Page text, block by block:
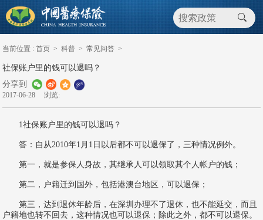
当前位置 : 首页 > 科普 > 常见问答 >
社保账户里的钱可以退吗？
分享到
2017-06-28 浏览:
1社保账户里的钱可以退吗？
答：自从2010年1月1日以后都不可以退保了，三种情况例外。
第一，就是参保人身故，其继承人可以领取其个人帐户的钱；
第二，户籍迁到国外，包括港澳台地区，可以退保；
第三，达到退休年龄后，在深圳办理不了退休，也不能延交，而且
户籍地也转不回去，这种情况也可以退保；除此之外，都不可以退保。